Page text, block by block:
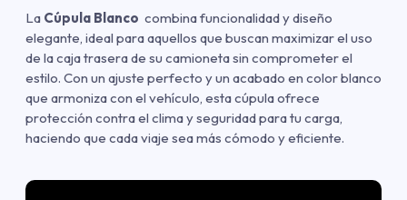
La Cúpula Blanco combina funcionalidad y diseño
elegante, ideal para aquellos que buscan maximizar el uso
de la caja trasera de su camioneta sin comprometer el
estilo. Con un ajuste perfecto y un acabado en color blanco
que armoniza con el vehículo, esta cúpula ofrece
protección contra el clima y seguridad para tu carga,
haciendo que cada viaje sea más cómodo y eficiente.